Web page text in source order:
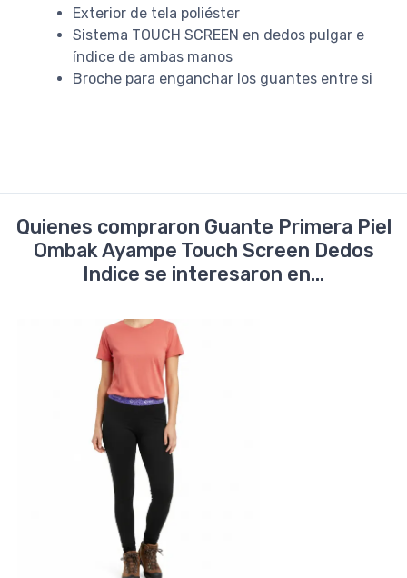
Exterior de tela poliéster
Sistema TOUCH SCREEN en dedos pulgar e
índice de ambas manos
Broche para enganchar los guantes entre si
Quienes compraron Guante Primera Piel
Ombak Ayampe Touch Screen Dedos
Indice se interesaron en...